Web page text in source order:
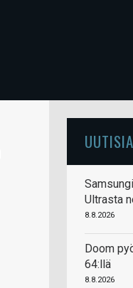
Ultrasta
8.8.2026
Doom
64:llä
8.8.2026